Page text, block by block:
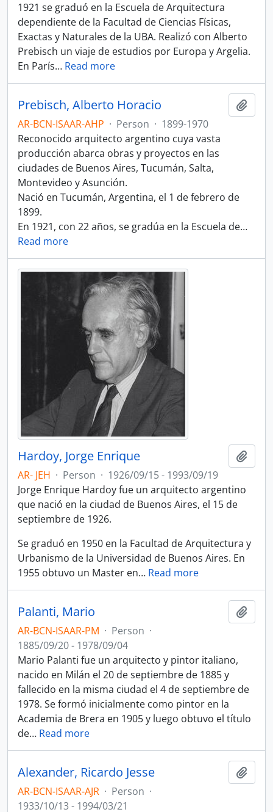
1921 se graduó en la Escuela de Arquitectura
dependiente de la Facultad de Ciencias Físicas,
Exactas y Naturales de la UBA. Realizó con Alberto
Prebisch un viaje de estudios por Europa y Argelia.
En París… Read more
Prebisch, Alberto Horacio
AR-BCN-ISAAR-AHP · Person · 1899-1970
Reconocido arquitecto argentino cuya vasta
producción abarca obras y proyectos en las
ciudades de Buenos Aires, Tucumán, Salta,
Montevideo y Asunción.
Nació en Tucumán, Argentina, el 1 de febrero de
1899.
En 1921, con 22 años, se gradúa en la Escuela de…
Read more
Hardoy, Jorge Enrique
AR- JEH · Person · 1926/09/15 - 1993/09/19
Jorge Enrique Hardoy fue un arquitecto argentino
que nació en la ciudad de Buenos Aires, el 15 de
septiembre de 1926.
Se graduó en 1950 en la Facultad de Arquitectura y
Urbanismo de la Universidad de Buenos Aires. En
1955 obtuvo un Master en… Read more
Palanti, Mario
AR-BCN-ISAAR-PM · Person ·
1885/09/20 - 1978/09/04
Mario Palanti fue un arquitecto y pintor italiano,
nacido en Milán el 20 de septiembre de 1885 y
fallecido en la misma ciudad el 4 de septiembre de
1978. Se formó inicialmente como pintor en la
Academia de Brera en 1905 y luego obtuvo el título
de… Read more
Alexander, Ricardo Jesse
AR-BCN-ISAAR-AJR · Person ·
1933/10/13 - 1994/03/21